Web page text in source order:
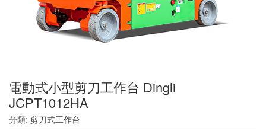
電動式小型剪刀工作台 Dingli
JCPT1012HA
分類: 剪刀式工作台